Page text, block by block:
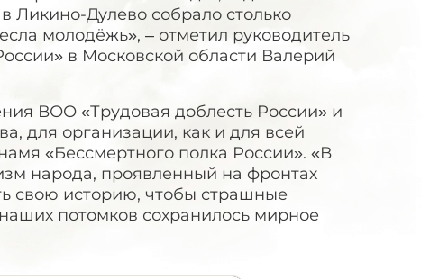
Ликино-Дулево собрало столько
молодёжь», – отметил руководитель
в Московской области Валерий
ВОО «Трудовая доблесть России» и
для организации, как и для всей
«Бессмертного полка России». «В
народа, проявленный на фронтах
свою историю, чтобы страшные
потомков сохранилось мирное